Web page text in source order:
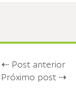
⇠ Post anterior
Próximo post ⇢